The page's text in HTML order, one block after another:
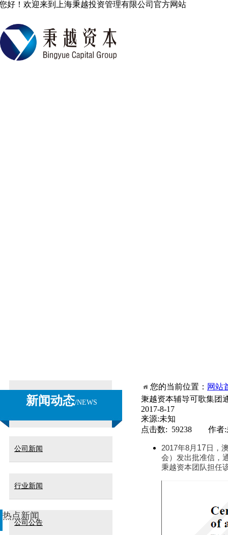
好！欢迎来到上海秉越投资管理有限公司官方网站
您的当前位置： 网站
公司新闻
行业新闻
公司公告
热点新闻
新闻动态/NEWS
秉越资本辅导可歌集团
2017-8-17
来源:未知
点击数: 59238 作者:
2017年8月 17 日，
会）发出批准信，
秉越资本团队担任